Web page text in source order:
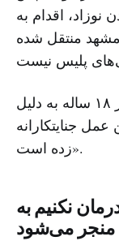
نوزاد، اقدام به
به بیمارستان ۲۲بهمن مشهد منتقل شده
نتیجه تحقیقات نشان داده که مادر ۱۸ ساله به دلیل
جنایتکارانه
زده است».
نکنیم به
منجر می‌شود